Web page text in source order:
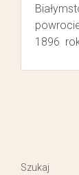
1896
Szukaj